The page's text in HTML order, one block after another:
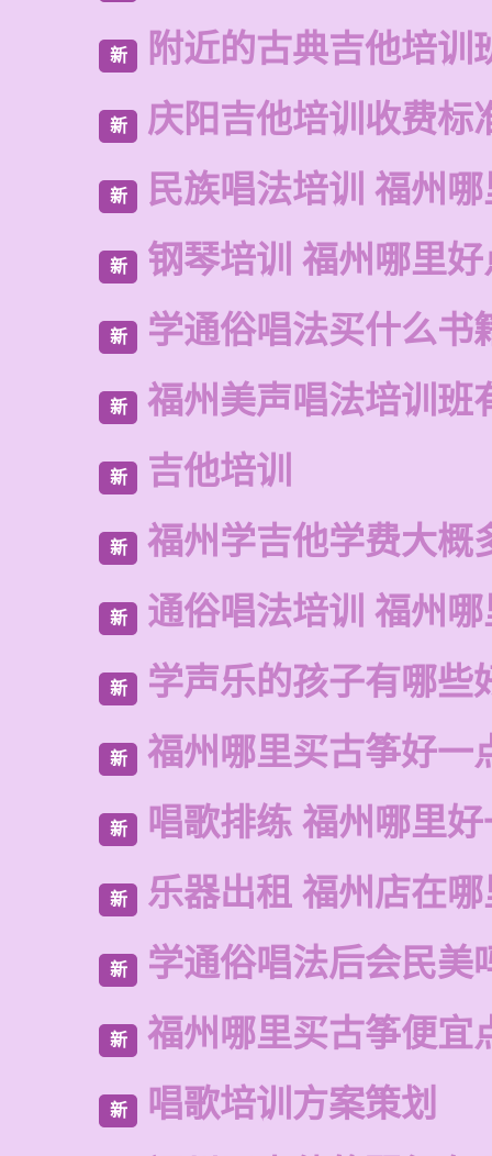
新 附近的古典吉他培训
新 庆阳吉他培训收费标
新 民族唱法培训 福州
新 钢琴培训 福州哪里
新 学通俗唱法买什么书
新 福州美声唱法培训班
新 吉他培训
新 福州学吉他学费大概
新 通俗唱法培训 福州
新 学声乐的孩子有哪些
新 福州哪里买古筝好一
新 唱歌排练 福州哪里
新 乐器出租 福州店在
新 学通俗唱法后会民美
新 福州哪里买古筝便宜
新 唱歌培训方案策划